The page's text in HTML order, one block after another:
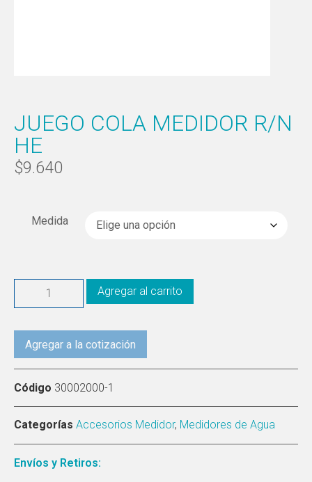
JUEGO COLA MEDIDOR R/N
HE
$9.640
Medida
Agregar al carrito
Agregar a la cotización
Código 30002000-1
Categorías Accesorios Medidor, Medidores de Agua
Envíos y Retiros: